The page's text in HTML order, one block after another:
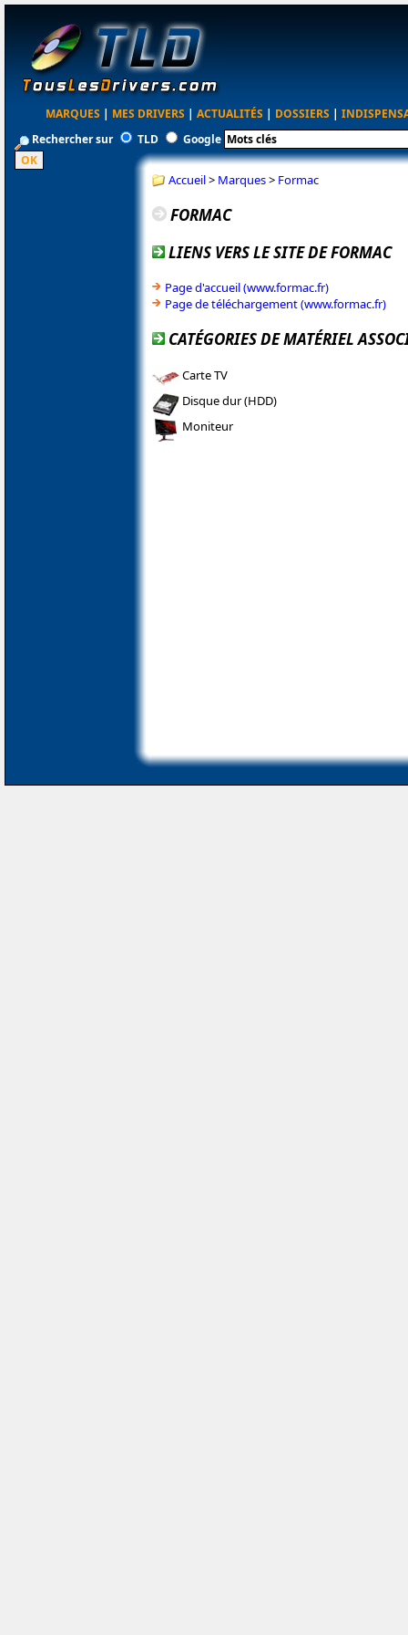
MARQUES | MES DRIVERS | ACTUALITÉS | DOSSIERS |
Rechercher sur
TLD Google
Accueil> Marques> Formac
FORMAC
LIENS VERS LE SITE DE FORMAC
Page d'accueil (www.formac.fr)
Page de téléchargement (www.formac.fr)
CATÉGORIES DE MATÉRIEL
Carte TV
Disque dur (HDD)
Moniteur